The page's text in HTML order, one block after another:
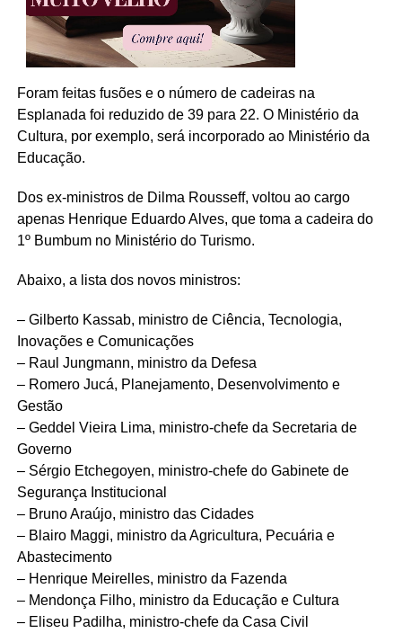
Foram feitas fusões e o número de cadeiras na
Esplanada foi reduzido de 39 para 22. O Ministério da
Cultura, por exemplo, será incorporado ao Ministério da
Educação.
Dos ex-ministros de Dilma Rousseff, voltou ao cargo
apenas Henrique Eduardo Alves, que toma a cadeira do
1º Bumbum no Ministério do Turismo.
Abaixo, a lista dos novos ministros:
– Gilberto Kassab, ministro de Ciência, Tecnologia,
Inovações e Comunicações
– Raul Jungmann, ministro da Defesa
– Romero Jucá, Planejamento, Desenvolvimento e
Gestão
– Geddel Vieira Lima, ministro-chefe da Secretaria de
Governo
– Sérgio Etchegoyen, ministro-chefe do Gabinete de
Segurança Institucional
– Bruno Araújo, ministro das Cidades
– Blairo Maggi, ministro da Agricultura, Pecuária e
Abastecimento
– Henrique Meirelles, ministro da Fazenda
– Mendonça Filho, ministro da Educação e Cultura
– Eliseu Padilha, ministro-chefe da Casa Civil